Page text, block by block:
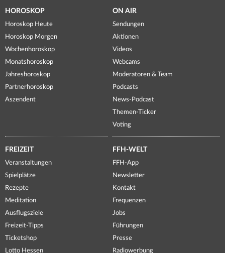
HOROSKOP
Horoskop Heute
Horoskop Morgen
Wochenhoroskop
Monatshoroskop
Jahreshoroskop
Partnerhoroskop
Aszendent
ON AIR
Sendungen
Aktionen
Videos
Webcams
Moderatoren & Team
Podcasts
News-Podcast
Themen-Ticker
Voting
FREIZEIT
Veranstaltungen
Spielplätze
Rezepte
Meditation
Ausflugsziele
Freizeit-Tipps
Ticketshop
Lotto Hessen
FFH-WELT
FFH-App
Newsletter
Kontakt
Frequenzen
Jobs
Führungen
Presse
Radiowerbung